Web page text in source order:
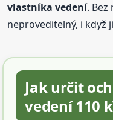
vlastníka vedení.
neproveditelný, i když
Jak určit
vedení 110